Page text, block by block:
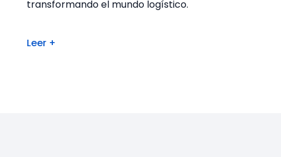
transformando el mundo logístico.
Leer +